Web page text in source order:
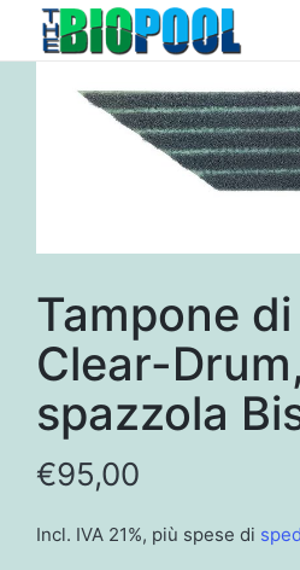
Tampone
Clear-Drum,
spazzola
€95,00
Incl. IVA 21%, più spese di